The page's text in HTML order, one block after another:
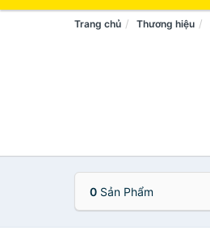
Trang chủ Thương hiệu
0 Sản Phẩm